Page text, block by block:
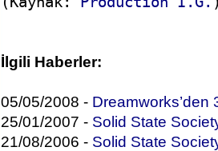
İlgili Haberler:
05/05/2008 - Dreamworks’den
25/01/2007 - Solid State
21/08/2006 - Solid State